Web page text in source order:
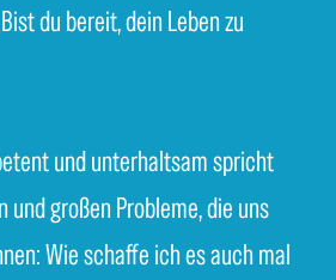
du bereit, dein Leben zu
und unterhaltsam spricht
und großen Probleme, die uns
Wie schaffe ich es auch mal